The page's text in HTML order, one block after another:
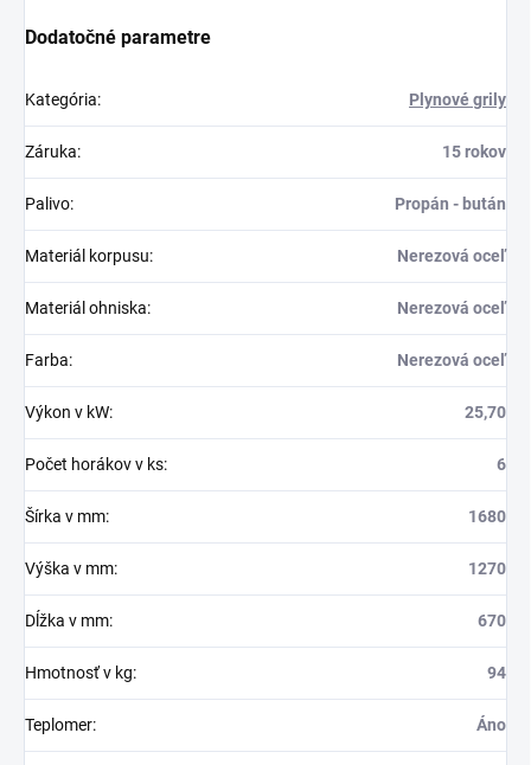
Dodatočné parametre
Kategória: Plynové grily
Záruka: 15 rokov
Palivo: Propán - bután
Materiál korpusu: Nerezová oceľ
Materiál ohniska: Nerezová oceľ
Farba: Nerezová oceľ
Výkon v kW: 25,70
Počet horákov v ks: 6
Šírka v mm: 1680
Výška v mm: 1270
Dĺžka v mm: 670
Hmotnosť v kg: 94
Teplomer: Áno